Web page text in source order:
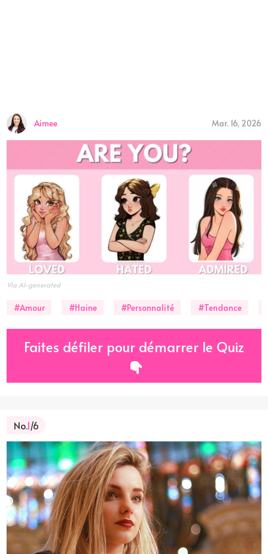
Aimee Mar. 16, 2026
Via AI-generated
#Amour #Haine #Personnalité #Tendance
Faites défiler pour démarrer le Quiz
No.1/6